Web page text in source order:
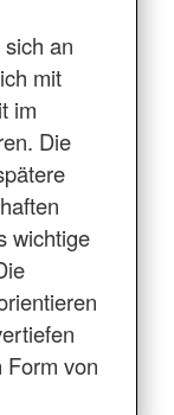
an
mit
im
Die
wichtige
Form von